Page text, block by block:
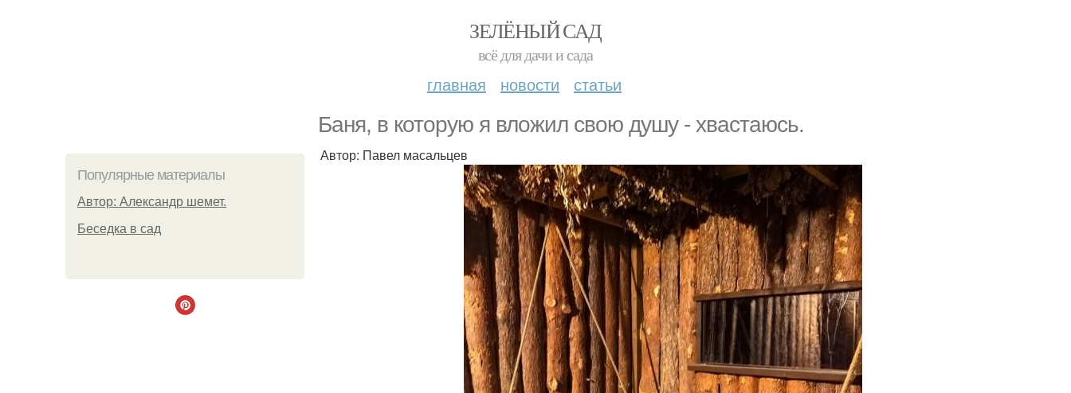
ЗЕЛЁНЫЙ САД
всё для дачи и сада
главная новости статьи
Баня, в которую я вложил свою душу - хвастаюсь.
Популярные материалы
Автор: Александр шемет.
Беседка в сад
Автор: Павел масальцев